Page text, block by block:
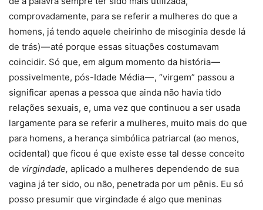
comprovadamente, para se referir a mulheres do que a
homens, já tendo aquele cheirinho de misoginia desde lá
de trás) — até porque essas situações costumavam
coincidir. Só que, em algum momento da história —
possivelmente, pós-Idade Média — , “virgem” passou a
significar apenas a pessoa que ainda não havia tido
relações sexuais, e, uma vez que continuou a ser usada
largamente para se referir a mulheres, muito mais do que
para homens, a herança simbólica patriarcal (ao menos,
ocidental) que ficou é que existe esse tal desse conceito
de virgindade, aplicado a mulheres dependendo de sua
vagina já ter sido, ou não, penetrada por um pênis. Eu só
posso presumir que virgindade é algo que meninas